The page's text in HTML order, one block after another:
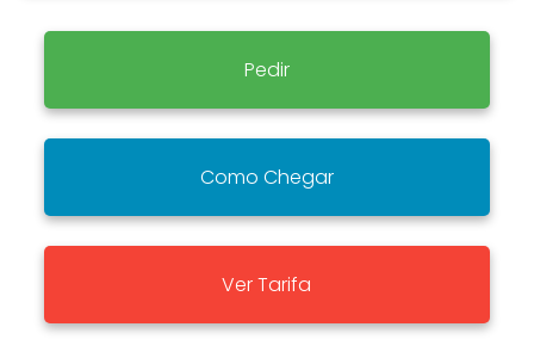
Pedir
Como Chegar
Ver Tarifa